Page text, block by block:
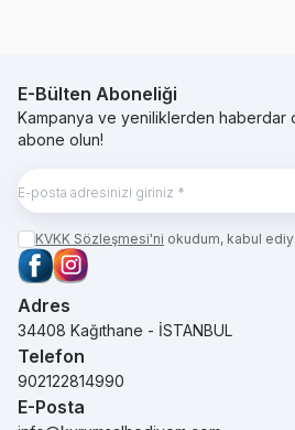
E-Bülten Aboneliği
Kampanya ve yeniliklerden haberdar
abone olun!
KVKK Sözleşmesi'ni okudum, kabul
Facebook
Instagram
Adres
34408 Kağıthane - İSTANBUL
Telefon
902122814990
E-Posta